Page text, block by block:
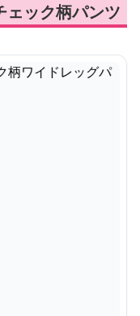
ェック柄パンツ